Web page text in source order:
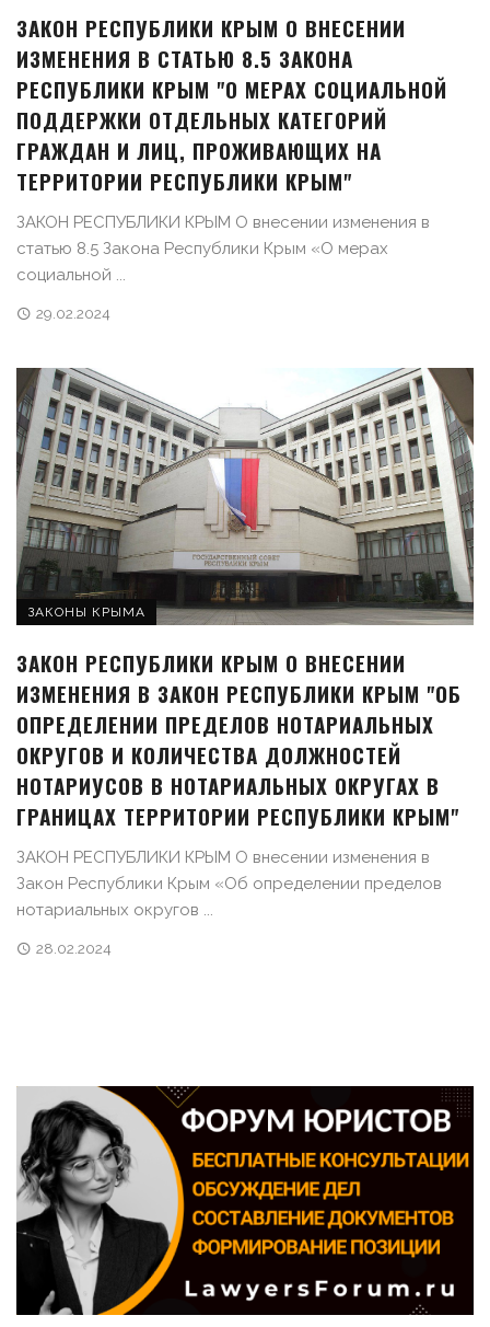
ЗАКОН РЕСПУБЛИКИ КРЫМ О ВНЕСЕНИИ
ИЗМЕНЕНИЯ В СТАТЬЮ 8.5 ЗАКОНА
РЕСПУБЛИКИ КРЫМ "О МЕРАХ СОЦИАЛЬНОЙ
ПОДДЕРЖКИ ОТДЕЛЬНЫХ КАТЕГОРИЙ
ГРАЖДАН И ЛИЦ, ПРОЖИВАЮЩИХ НА
ТЕРРИТОРИИ РЕСПУБЛИКИ КРЫМ"
ЗАКОН РЕСПУБЛИКИ КРЫМ О внесении изменения в
статью 8.5 Закона Республики Крым «О мерах
социальной ...
29.02.2024
ЗАКОНЫ КРЫМА
ЗАКОН РЕСПУБЛИКИ КРЫМ О ВНЕСЕНИИ
ИЗМЕНЕНИЯ В ЗАКОН РЕСПУБЛИКИ КРЫМ "ОБ
ОПРЕДЕЛЕНИИ ПРЕДЕЛОВ НОТАРИАЛЬНЫХ
ОКРУГОВ И КОЛИЧЕСТВА ДОЛЖНОСТЕЙ
НОТАРИУСОВ В НОТАРИАЛЬНЫХ ОКРУГАХ В
ГРАНИЦАХ ТЕРРИТОРИИ РЕСПУБЛИКИ КРЫМ"
ЗАКОН РЕСПУБЛИКИ КРЫМ О внесении изменения в
Закон Республики Крым «Об определении пределов
нотариальных округов ...
28.02.2024